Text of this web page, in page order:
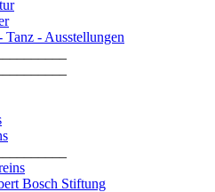
Tanz - Ausstellungen
Bosch Stiftung